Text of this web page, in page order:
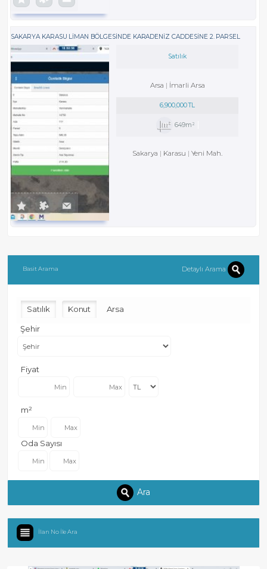
SAKARYA KARASU LIMAN BÖLGESINDE KARADENIZ CADDESINE 2. PARSEL
Satılık
Arsa İmarli Arsa
6,900,000 TL
649m²
Sakarya Karasu Yeni Mah.
Basit Arama Detaylı Arama
Satılık Konut Arsa
Şehir
Fiyat
m²
Oda Sayısı
Ara
İlan No İle Ara